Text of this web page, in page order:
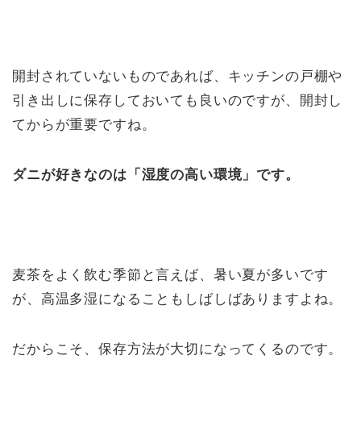
開封されていないものであれば、キッチンの戸棚や
引き出しに保存しておいても良いのですが、開封し
てからが重要ですね。
ダニが好きなのは「湿度の高い環境」です。
麦茶をよく飲む季節と言えば、暑い夏が多いです
が、高温多湿になることもしばしばありますよね。
だからこそ、保存方法が大切になってくるのです。